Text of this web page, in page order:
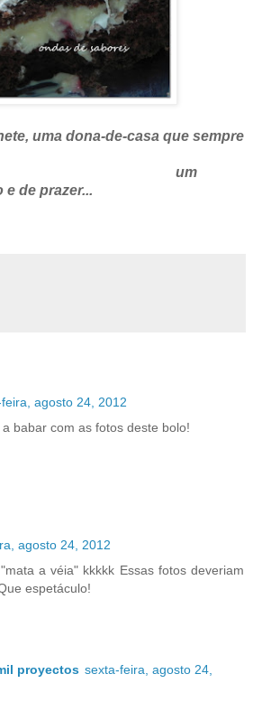
uma dona-de-casa que sempre
de prazer...
agosto 24, 2012
babar com as fotos deste bolo!
agosto 24, 2012
a véia" kkkkk Essas fotos deveriam
espetáculo!
proyectos sexta-feira, agosto 24,